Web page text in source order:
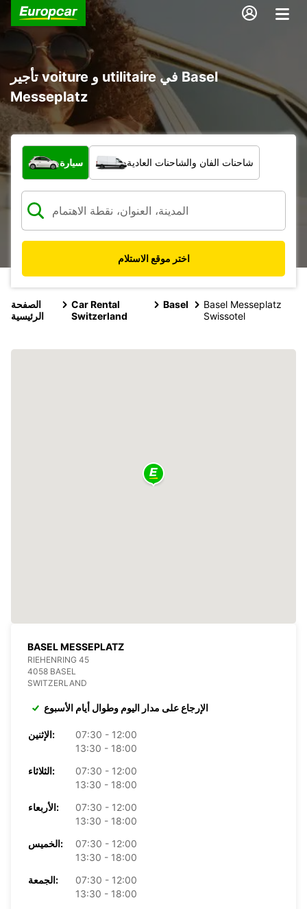
تأجير voiture و utilitaire في Basel
Messeplatz
ما نوع المركبة؟
سيارة شاحنات الفان والشاحنات العادية
اختر موقع الاستلام
الصفحة
الرئيسية
Car Rental
Switzerland
Basel
Basel Messeplatz
Swissotel
BASEL MESSEPLATZ
RIEHENRING 45
4058 BASEL
SWITZERLAND
الإرجاع على مدار اليوم وطوال أيام الأسبوع
الإثنين:
07:30 - 12:00
13:30 - 18:00
الثلاثاء:
07:30 - 12:00
13:30 - 18:00
الأربعاء:
07:30 - 12:00
13:30 - 18:00
الخميس:
07:30 - 12:00
13:30 - 18:00
الجمعة:
07:30 - 12:00
13:30 - 18:00